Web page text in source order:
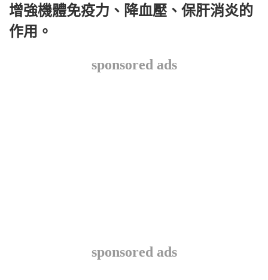
增強機體免疫力、降血壓、保肝消炎的
作用。
sponsored ads
sponsored ads